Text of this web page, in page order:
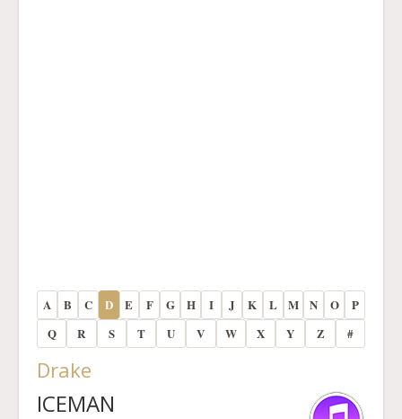
A B C D E F G H I J K L M N O
P
Q
R S T U V W X Y Z #
Drake
ICEMAN